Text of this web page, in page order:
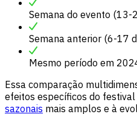
Semana do evento (13-
Semana anterior (6-17
Mesmo período em
Essa comparação
efeitos específicos do
sazonais mais amplos e à